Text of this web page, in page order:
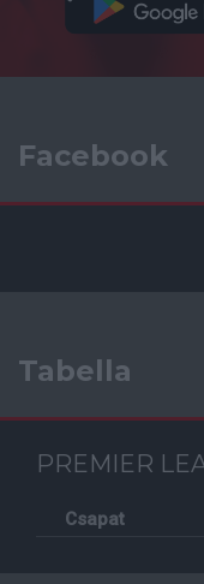
Facebook
Tabella
PREMIER
Csapat